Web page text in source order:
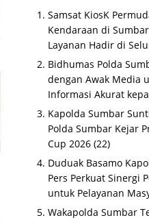
Samsat KiosK
Kendaraan di
Layanan Hadir di
Bidhumas Polda
dengan Awak Media
Informasi Akurat
Kapolda Sumbar
Polda Sumbar Kejar
Cup 2026 (22)
Duduak Basamo
Pers Perkuat Sinergi
untuk Pelayanan
Wakapolda Sumbar